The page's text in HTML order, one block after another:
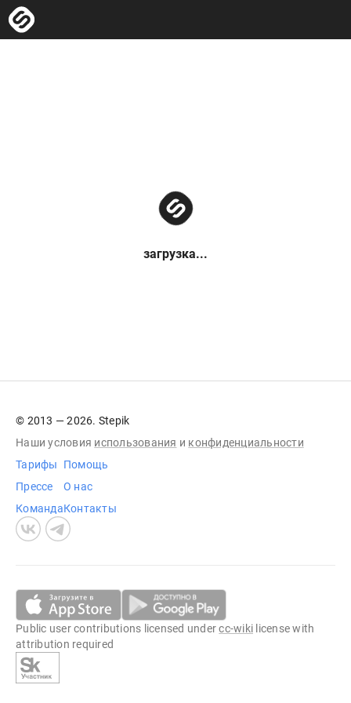
загрузка...
© 2013 — 2026. Stepik
Наши условия использования и конфиденциальности
Тарифы
Прессе
Команда
Помощь
О нас
Контакты
Public user contributions licensed undercc-wiki license with
attribution required